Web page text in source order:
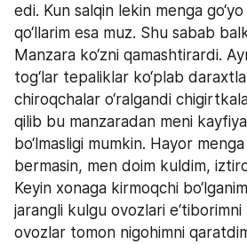
edi. Kun salqin lekin menga
qo‘llarim esa muz. Shu sabab
Manzara ko‘zni qamashtirardi.
tog‘lar tepaliklar ko‘plab
chiroqchalar o‘ralgandi
qilib bu manzaradan meni
bo‘lmasligi mumkin. Hayor
bermasin, men doim kuldim,
Keyin xonaga kirmoqchi
jarangli kulgu ovozlari e‘tiborimni
ovozlar tomon nigohimni